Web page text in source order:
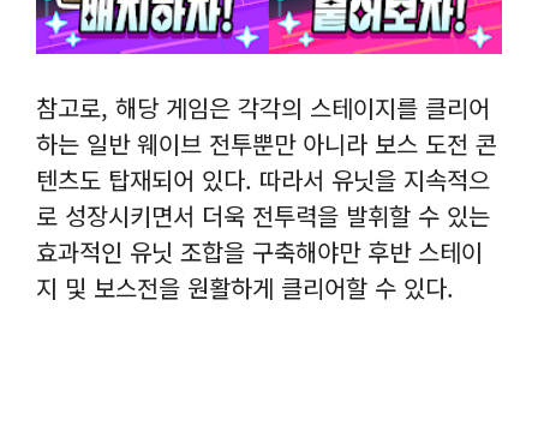
참고로, 해당 게임은 각각의 스테이지를 클리어
하는 일반 웨이브 전투뿐만 아니라 보스 도전 콘
텐츠도 탑재되어 있다. 따라서 유닛을 지속적으
로 성장시키면서 더욱 전투력을 발휘할 수 있는
효과적인 유닛 조합을 구축해야만 후반 스테이
지 및 보스전을 원활하게 클리어할 수 있다.